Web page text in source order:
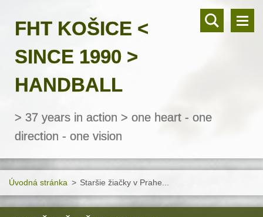
FHT KOŠICE <
SINCE 1990 >
HANDBALL
> 37 years in action > one heart - one
direction - one vision
Úvodná stránka > Staršie žiačky v Prahe...